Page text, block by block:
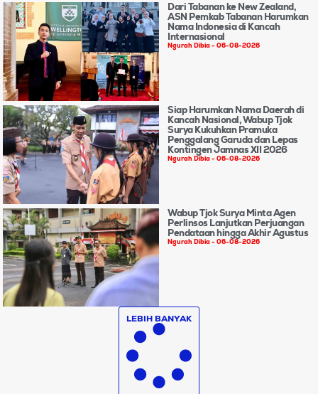
Dari Tabanan ke New Zealand,
ASN Pemkab Tabanan Harumkan
Nama Indonesia di Kancah
Internasional
Ngurah Dibia 06-08-2026
Siap Harumkan Nama Daerah di
Kancah Nasional, Wabup Tjok
Surya Kukuhkan Pramuka
Penggalang Garuda dan Lepas
Kontingen Jamnas XII 2026
Ngurah Dibia 06-08-2026
Wabup Tjok Surya Minta Agen
Perlinsos Lanjutkan Perjuangan
Pendataan hingga Akhir Agustus
Ngurah Dibia 06-08-2026
LEBIH BANYAK